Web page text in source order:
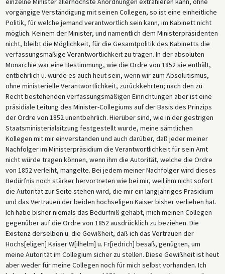
vorgängige Verständigung mit seinen Collegen, so ist eine einheitliche
Politik, für welche jemand verantwortlich sein kann, im Kabinett nicht
möglich. Keinem der Minister, und namentlich dem Ministerpräsidenten
nicht, bleibt die Möglichkeit, für die Gesamtpolitik des Kabinetts die
verfassungsmäßige Verantwortlichkeit zu tragen. In der absoluten
Monarchie war eine Bestimmung, wie die Ordre von 1852 sie enthält,
entbehrlich u. würde es auch heut sein, wenn wir zum Absolutismus,
ohne ministerielle Verantwortlichkeit, zurückkehrten; nach den zu
Recht bestehenden verfassungsmäßigen Einrichtungen aber ist eine
präsidiale Leitung des Minister-Collegiums auf der Basis des Prinzips
der Ordre von 1852 unentbehrlich. Hierüber sind, wie in der gestrigen
Staatsministerialsitzung festgestellt wurde, meine sämtlichen
Kollegen mit mir einverstanden und auch darüber, daß jeder meiner
Nachfolger im Ministerpräsidium die Verantwortlichkeit für sein Amt
nicht würde tragen können, wenn ihm die Autorität, welche die Ordre
von 1852 verleiht, mangelte. Bei jedem meiner Nachfolger wird dieses
Bedürfnis noch stärker hervortreten wie bei mir, weil ihm nicht sofort
die Autorität zur Seite stehen wird, die mir ein langjähriges Präsidium
und das Vertrauen der beiden hochseligen Kaiser bisher verliehen hat.
Ich habe bisher niemals das Bedürfniß gehabt, mich meinen Collegen
gegenüber auf die Ordre von 1852 ausdrücklich zu beziehen. Die
Existenz derselben u. die Gewißheit, daß ich das Vertrauen der
Hochs[eligen] Kaiser W[ilhelm] u. Fr[iedrich] besaß, genügten, um
meine Autorität im Collegium sicher zu stellen. Diese Gewißheit ist heut
aber weder für meine Collegen noch für mich selbst vorhanden. Ich